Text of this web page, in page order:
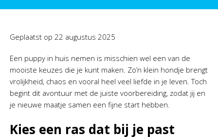
Geplaatst op 22 augustus 2025
Een puppy in huis nemen is misschien wel een van de
mooiste keuzes die je kunt maken. Zo’n klein hondje brengt
vrolijkheid, chaos en vooral heel veel liefde in je leven. Toch
begint dit avontuur met de juiste voorbereiding, zodat jij en
je nieuwe maatje samen een fijne start hebben.
Kies een ras dat bij je past